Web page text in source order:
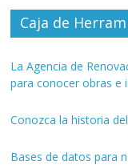
Caja de
La Agencia de
para conocer obras e
Conozca la historia
Bases de datos para